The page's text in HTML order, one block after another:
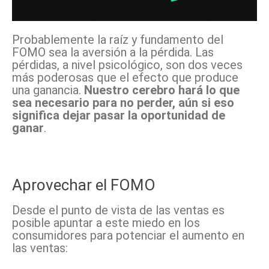
Probablemente la raíz y fundamento del
FOMO sea la aversión a la pérdida. Las
pérdidas, a nivel psicológico, son dos veces
más poderosas que el efecto que produce
una ganancia. Nuestro cerebro hará lo que
sea necesario para no perder, aún si eso
significa dejar pasar la oportunidad de
ganar.
Aprovechar el FOMO
Desde el punto de vista de las ventas es
posible apuntar a este miedo en los
consumidores para potenciar el aumento en
las ventas: